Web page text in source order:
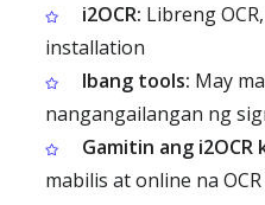
i2OCR: Libreng
installation
Ibang tools: May
nangangailangan ng
Gamitin ang i2OCR
mabilis at online na